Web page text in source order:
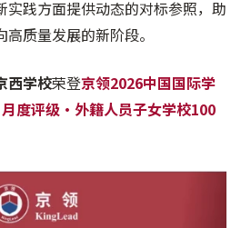
实践方面提供动态的对标参照，助
质量发展的新阶段。
西学校荣登京领2026中国国际学
度评级·外籍人员子女学校100